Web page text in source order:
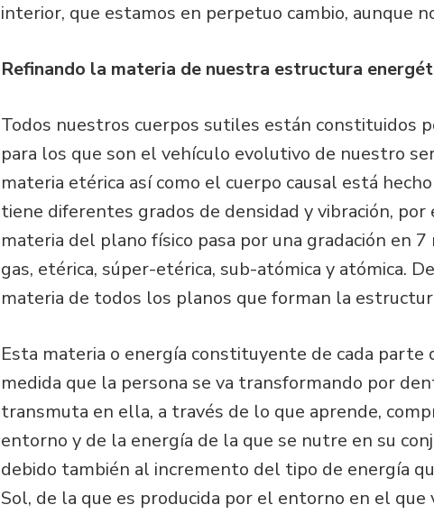
interior, que estamos en perpetuo cambio, aunque
Refinando la materia de nuestra estructura
Todos nuestros cuerpos sutiles están constituidos
para los que son el vehículo evolutivo de nuestro
materia etérica así como el cuerpo causal está
tiene diferentes grados de densidad y vibración,
materia del plano físico pasa por una gradación en
gas, etérica, súper-etérica, sub-atómica y atómica.
materia de todos los planos que forman la
Esta materia o energía constituyente de cada
medida que la persona se va transformando por
transmuta en ella, a través de lo que aprende,
entorno y de la energía de la que se nutre en su
debido también al incremento del tipo de energía
Sol, de la que es producida por el entorno en el